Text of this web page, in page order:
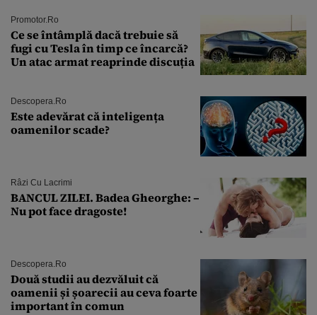
Promotor.ro
Ce se întâmplă dacă trebuie să
fugi cu Tesla în timp ce încarcă?
Un atac armat reaprinde discuția
Descopera.ro
Este adevărat că inteligența
oamenilor scade?
Râzi Cu Lacrimi
BANCUL ZILEI. Badea Gheorghe: –
Nu pot face dragoste!
Descopera.ro
Două studii au dezvăluit că
oamenii și șoarecii au ceva foarte
important în comun